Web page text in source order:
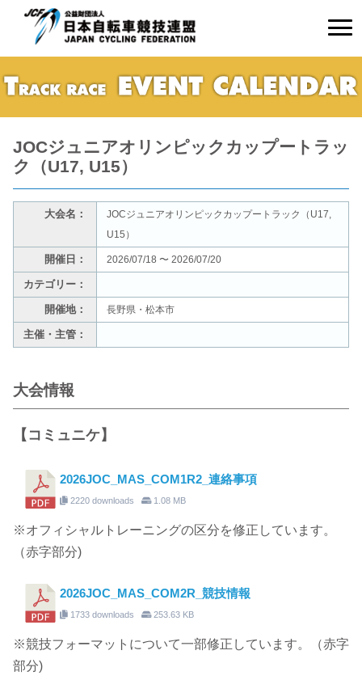
JOCジュニアオリンピックカップートラッ
ク（U17, U15）
大会名：
JOCジュニアオリンピックカップートラック（U17,
U15）
開催日： 2026/07/18 〜 2026/07/20
カテゴリー：
開催地： 長野県・松本市
主催・主管：
大会情報
【コミュニケ】
2026JOC_MAS_COM1R2_連絡事項
2220 downloads 1.08 MB
※オフィシャルトレーニングの区分を修正しています。
（赤字部分)
2026JOC_MAS_COM2R_競技情報
1733 downloads 253.63 KB
※競技フォーマットについて一部修正しています。（赤字
部分)